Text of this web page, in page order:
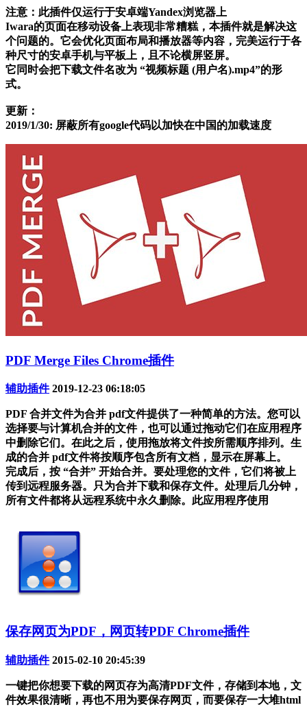
注意：此插件仅运行于安卓端Yandex浏览器上
Iwara的页面在移动设备上表现非常糟糕，本插件就是解决这
个问题的。它会优化页面布局和播放器等内容，完美运行于各
种尺寸的安卓手机与平板上，且不论横屏竖屏。
它同时会把下载文件名改为 “视频标题 (用户名).mp4”的形
式。
更新：
2019/1/30: 屏蔽所有google代码以加快在中国的加载速度
PDF Merge Files Chrome插件
辅助插件 2019-12-23 06:18:05
PDF 合并文件为合并 pdf文件提供了一种简单的方法。您可以
选择要与计算机合并的文件，也可以通过拖动它们在应用程序
中删除它们。在此之后，使用拖放将文件按所需顺序排列。生
成的合并 pdf文件将按顺序包含所有文档，显示在屏幕上。
完成后，按 “合并” 开始合并。要处理您的文件，它们将被上
传到远程服务器。只为合并下载和保存文件。处理后几分钟，
所有文件都将从远程系统中永久删除。此应用程序使用
保存网页为PDF，网页转PDF Chrome插件
辅助插件 2015-02-10 20:45:39
一键把你想要下载的网页存为高清PDF文件，存储到本地，文
件效果很清晰，再也不用为要保存网页，而要保存一大堆html